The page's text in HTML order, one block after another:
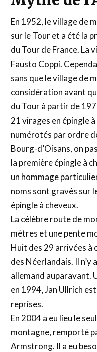
En 1952, le village de
sur le Tour et a été la
du Tour de France. La
Fausto Coppi.
sans que le village de
considération avant
du Tour à partir de
21 virages en épingle
numérotés par ordre
Bourg-d’Oisans, on
la première épingle à
un hommage
noms sont gravés sur
épingle à cheveux.
La célèbre route de
mètres et une pente
Huit des 29 arrivées à
des Néerlandais. Il n’y
allemand auparavant.
en 1994, Jan Ullrich
reprises.
En 2004 a eu lieu le
montagne, remporté
Armstrong. Il a eu